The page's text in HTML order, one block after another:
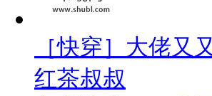
［快穿］大佬又
红茶叔叔